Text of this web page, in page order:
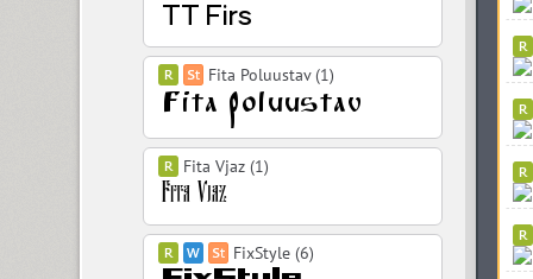
Fita Poluustav (1)
Fita Vjaz (1)
FixStyle (6)